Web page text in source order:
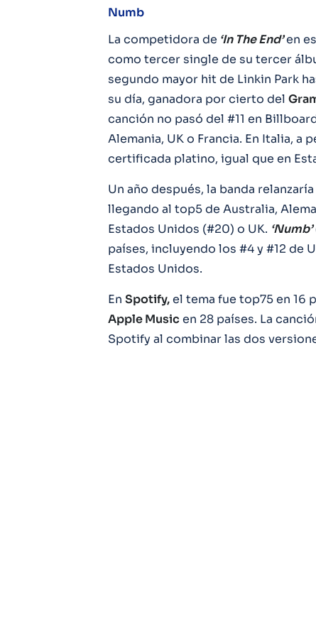
Numb
La competidora de ‘In The End’en
como tercer single de su tercer
segundo mayor hit de Linkin Park
su día, ganadora por cierto del
canción no pasó del #11 en
Alemania, UK o Francia. En Italia, a
certificada platino, igual que en
Un año después, la banda
llegando al top5 de Australia,
Estados Unidos (#20) o UK. ‘Numb’
países, incluyendo los #4 y #12 de
Estados Unidos.
En Spotify,el tema fue top75 en 16
Apple Music en 28 países. La
Spotify al combinar las dos